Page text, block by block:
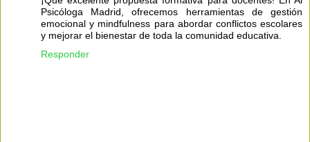
Psicóloga Madrid, ofrecemos herramientas de gestión
emocional y mindfulness para abordar conflictos escolares
y mejorar el bienestar de toda la comunidad educativa.
Responder